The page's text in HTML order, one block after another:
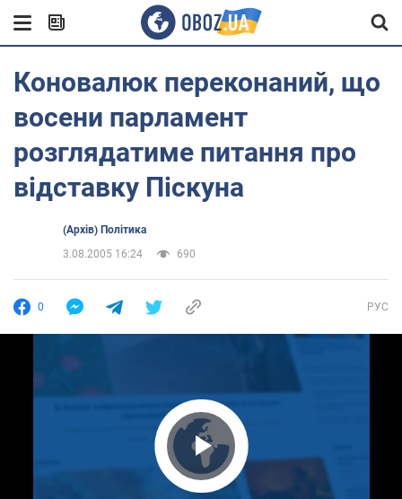
Коновалюк переконаний, що
восени парламент
розглядатиме питання про
відставку Піскуна
(Архів) Політика
3.08.2005 16:24
690
0 РУС
Play Video